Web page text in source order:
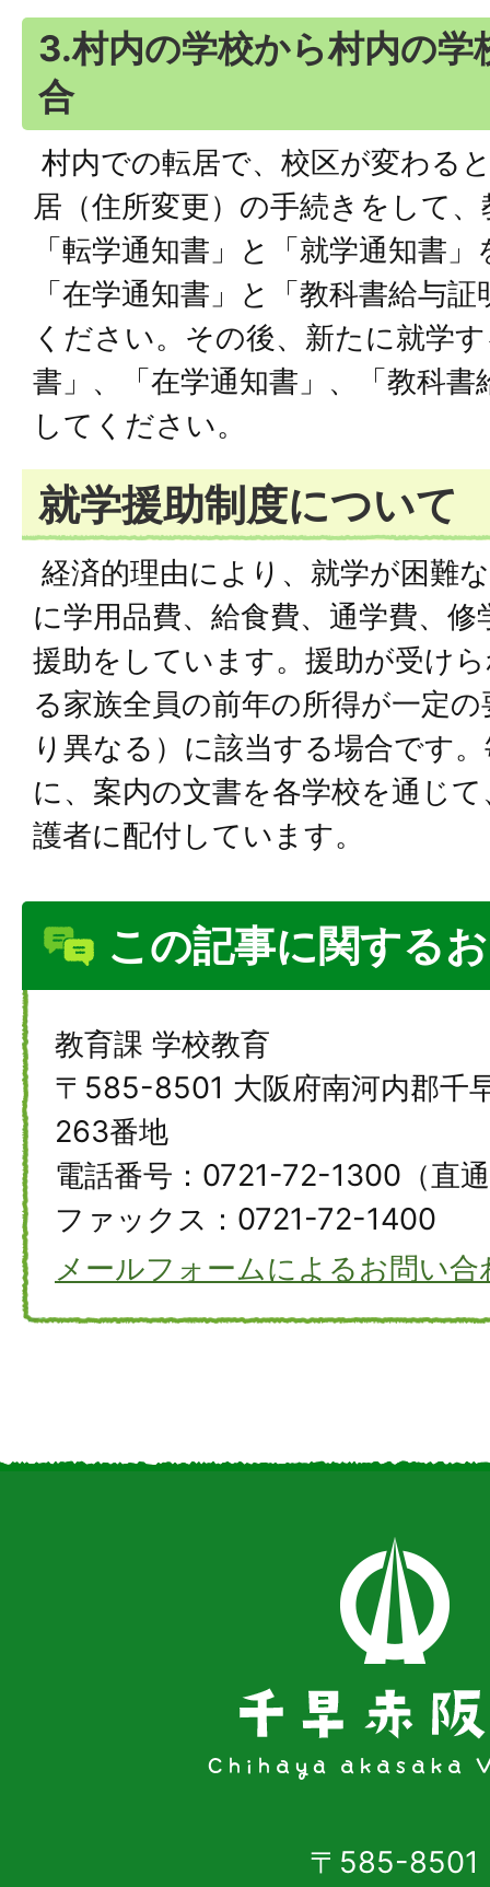
3.村内の学校から村内の学
合
村内での転居で、校区が変わる
居（住所変更）の手続きをして
「転学通知書」と「就学通知書
「在学通知書」と「教科書給与
ください。その後、新たに就学
書」、「在学通知書」、「教科書
してください。
就学援助制度について
経済的理由により、就学が困難
に学用品費、給食費、通学費、
援助をしています。援助が受け
る家族全員の前年の所得が一定
り異なる）に該当する場合です
に、案内の文書を各学校を通じ
護者に配付しています。
この記事に関する
教育課 学校教育
〒585-8501 大阪府南河内郡千
263番地
電話番号：0721-72-1300（直
ファックス：0721-72-1400
メールフォームによるお問い合
〒585-8501